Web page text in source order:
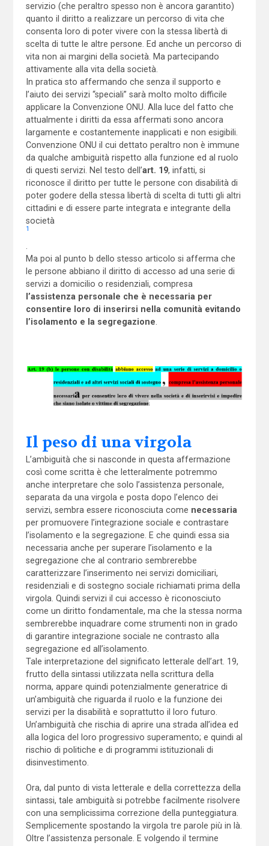
servizio (che peraltro spesso non è ancora garantito)
quanto il diritto a realizzare un percorso di vita che
consenta loro di poter vivere con la stessa libertà di
scelta di tutte le altre persone. Ed anche un percorso di
vita non ai margini della società. Ma partecipando
attivamente alla vita della società.
In pratica sto affermando che senza il supporto e
l’aiuto dei servizi “speciali” sarà molto molto difficile
applicare la Convenzione ONU. Alla luce del fatto che
attualmente i diritti da essa affermati sono ancora
largamente e costantemente inapplicati e non esigibili.
Convenzione ONU il cui dettato peraltro non è immune
da qualche ambiguità rispetto alla funzione ed al ruolo
di questi servizi. Nel testo dell’art. 19, infatti, si
riconosce il diritto per tutte le persone con disabilità di
poter godere della stessa libertà di scelta di tutti gli altri
cittadini e di essere parte integrata e integrante della
società
1
Ma poi al punto b dello stesso articolo si afferma che
le persone abbiano il diritto di accesso ad una serie di
servizi a domicilio o residenziali, compresa
l’assistenza personale che è necessaria per
consentire loro di inserirsi nella comunità evitando
l’isolamento e la segregazione
Il peso di una virgola
L’ambiguità che si nasconde in questa affermazione
così come scritta è che letteralmente potremmo
anche interpretare che solo l’assistenza personale,
separata da una virgola e posta dopo l’elenco dei
servizi, sembra essere riconosciuta come necessaria
per promuovere l’integrazione sociale e contrastare
l’isolamento e la segregazione. E che quindi essa sia
necessaria anche per superare l’isolamento e la
segregazione che al contrario sembrerebbe
caratterizzare l’inserimento nei servizi domiciliari,
residenziali e di sostegno sociale richiamati prima della
virgola. Quindi servizi il cui accesso è riconosciuto
come un diritto fondamentale, ma che la stessa norma
sembrerebbe inquadrare come strumenti non in grado
di garantire integrazione sociale ne contrasto alla
segregazione ed all’isolamento.
Tale interpretazione del significato letterale dell’art. 19,
frutto della sintassi utilizzata nella scrittura della
norma, appare quindi potenzialmente generatrice di
un’ambiguità che riguarda il ruolo e la funzione dei
servizi per la disabilità e soprattutto il loro futuro.
Un’ambiguità che rischia di aprire una strada all’idea ed
alla logica del loro progressivo superamento; e quindi al
rischio di politiche e di programmi istituzionali di
disinvestimento.
Ora, dal punto di vista letterale e della correttezza della
sintassi, tale ambiguità si potrebbe facilmente risolvere
con una semplicissima correzione della punteggiatura.
Semplicemente spostando la virgola tre parole più in là.
Oltre l’assistenza personale. E volgendo il termine